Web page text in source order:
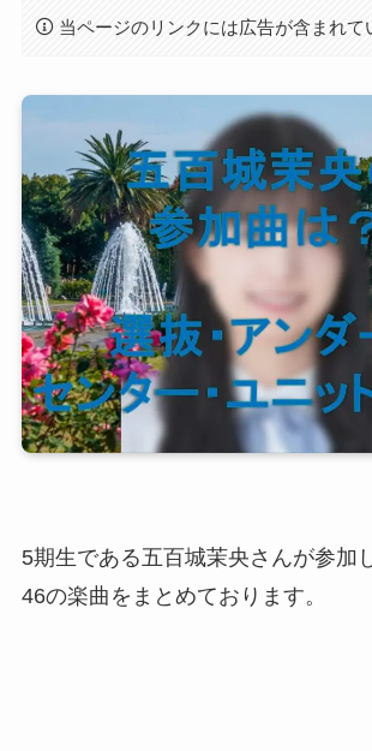
当ページのリンクには広告が含まれて
5期生である五百城茉央さんが参加
46の楽曲をまとめております。